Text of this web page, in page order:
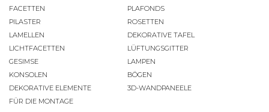
FACETTEN
PILASTER
LAMELLEN
LICHTFACETTEN
GESIMSE
KONSOLEN
DEKORATIVE ELEMENTE
FÜR DIE MONTAGE
PLAFONDS
ROSETTEN
DEKORATIVE TAFEL
LÜFTUNGSGITTER
LAMPEN
BÖGEN
3D-WANDPANEELE